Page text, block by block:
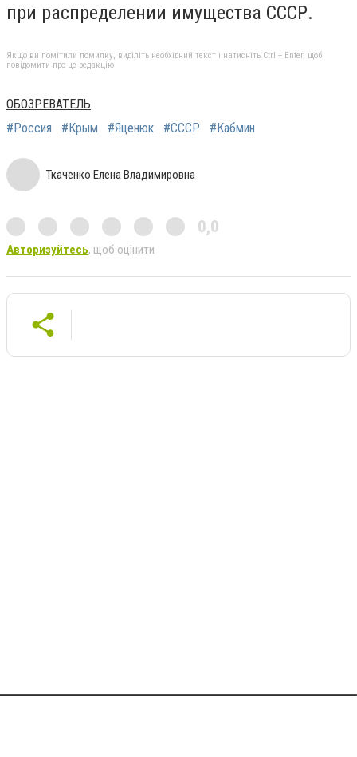
при распределении имущества СССР.
Якщо ви помітили помилку, виділіть необхідний текст і натисніть Ctrl + Enter, щоб
повідомити про це редакцію
ОБОЗРЕВАТЕЛЬ
#Россия
#Крым #Яценюк #СССР #Кабмин
Ткаченко Елена Владимировна
0,0
Авторизуйтесь, щоб оцінити